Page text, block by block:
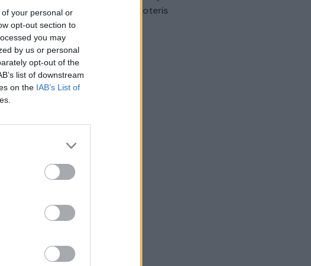
your personal or
opt-out section to
you may
by us or personal
opt-out of the
list of downstream
on the IAB’s List of
automobilis sužalojo dvi moteris
Žinios Lietuvos diena